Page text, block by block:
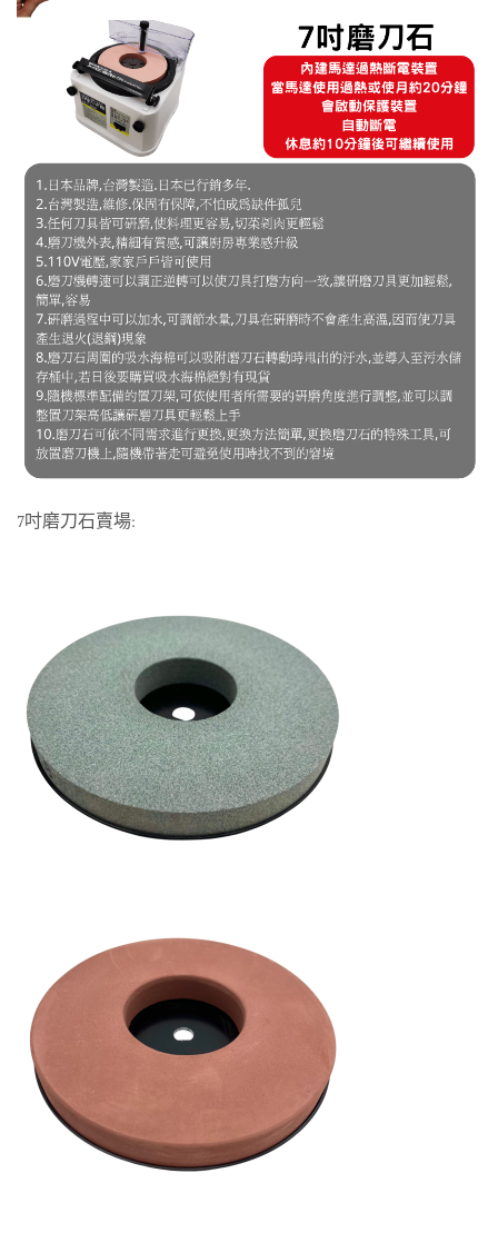
7吋磨刀石賣場: